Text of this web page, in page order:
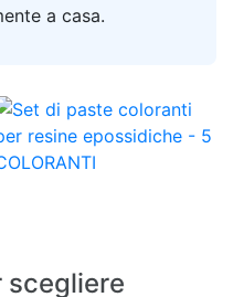
a casa.
scegliere